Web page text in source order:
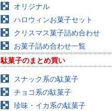
オリジナル
ハロウィンお菓子セット
クリスマス菓子詰め合わせ
お菓子詰め合わせ一覧
駄菓子のまとめ買い
スナック系の駄菓子
チョコ系の駄菓子
珍味・イカ系の駄菓子